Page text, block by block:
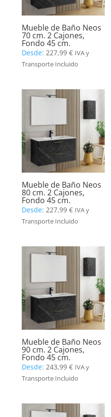
Mueble de Baño Neos
70 cm. 2 Cajones,
Fondo 45 cm.
Desde: 227,99 € IVA y
Transporte Incluido
Mueble de Baño Neos
80 cm. 2 Cajones,
Fondo 45 cm.
Desde: 227,99 € IVA y
Transporte Incluido
Mueble de Baño Neos
90 cm. 2 Cajones,
Fondo 45 cm.
Desde: 243,99 € IVA y
Transporte Incluido